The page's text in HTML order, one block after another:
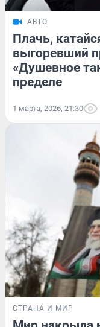
АВТО
Плачь,
выгоревший
«Душевное
пределе
1 марта, 2026, 21:30
СТРАНА И МИР